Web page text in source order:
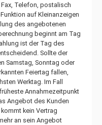
Telefon, postalisch
auf Kleinanzeigen
des angebotenen
beginnt am Tag
ist der Tag des
Sollte der
Samstag, Sonntag oder
Feiertag fallen,
Werktag. Im Fall
Annahmezeitpunkt
Angebot des Kunden
kein Vertrag
an sein Angebot